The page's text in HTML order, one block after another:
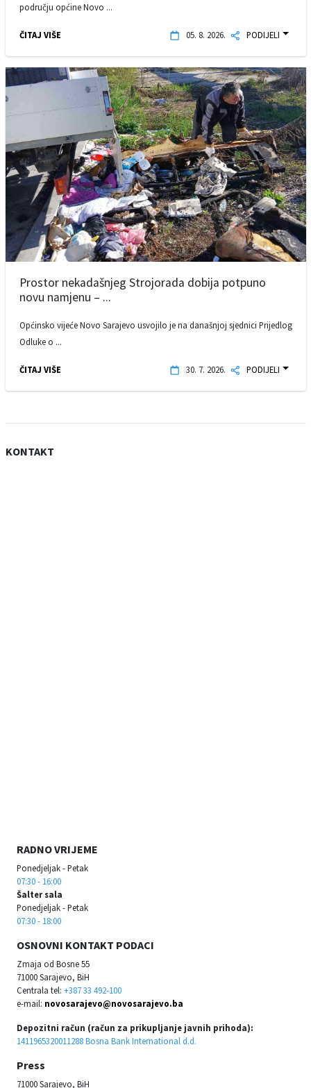
području općine Novo ...
ČITAJ VIŠE 05. 8. 2026. PODIJELI
Prostor nekadašnjeg Strojorada dobija potpuno
novu namjenu – ...
Općinsko vijeće Novo Sarajevo usvojilo je na današnjoj sjednici Prijedlog
Odluke o ...
ČITAJ VIŠE 30. 7. 2026. PODIJELI
KONTAKT
RADNO VRIJEME
Ponedjeljak - Petak
07:30 - 16:00
Šalter sala
Ponedjeljak - Petak
07:30 - 18:00
OSNOVNI KONTAKT PODACI
Zmaja od Bosne 55
71000 Sarajevo, BiH
Centrala tel: +387 33 492-100
e-mail: novosarajevo@novosarajevo.ba
Depozitni račun (račun za prikupljanje javnih prihoda):
1411965320011288 Bosna Bank International d.d.
Press
71000 Sarajevo, BiH